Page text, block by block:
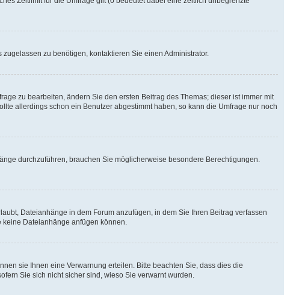
zu benötigen, kontaktieren Sie einen Administrator.
zu bearbeiten, ändern Sie den ersten Beitrag des Themas; dieser ist immer mit
allerdings schon ein Benutzer abgestimmt haben, so kann die Umfrage nur noch
durchzuführen, brauchen Sie möglicherweise besondere Berechtigungen.
Dateianhänge in dem Forum anzufügen, in dem Sie Ihren Beitrag verfassen
Dateianhänge anfügen können.
sie Ihnen eine Verwarnung erteilen. Bitte beachten Sie, dass dies die
Sie sich nicht sicher sind, wieso Sie verwarnt wurden.